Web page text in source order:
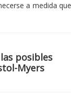
a medida que
posibles
Myers